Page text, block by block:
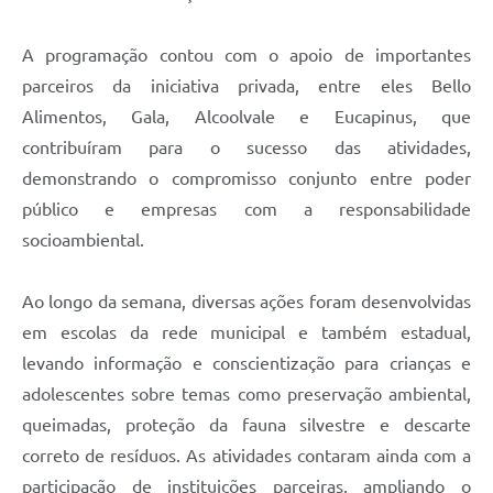
A programação contou com o apoio de importantes
parceiros da iniciativa privada, entre eles Bello
Alimentos, Gala, Alcoolvale e Eucapinus, que
contribuíram para o sucesso das atividades,
demonstrando o compromisso conjunto entre poder
público e empresas com a responsabilidade
socioambiental.
Ao longo da semana, diversas ações foram desenvolvidas
em escolas da rede municipal e também estadual,
levando informação e conscientização para crianças e
adolescentes sobre temas como preservação ambiental,
queimadas, proteção da fauna silvestre e descarte
correto de resíduos. As atividades contaram ainda com a
participação de instituições parceiras, ampliando o